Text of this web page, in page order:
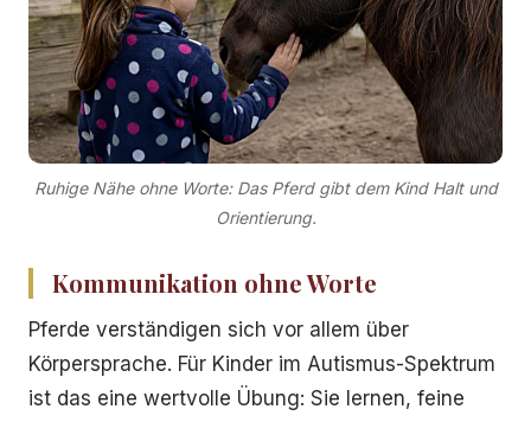
Ruhige Nähe ohne Worte: Das Pferd gibt dem Kind Halt und
Orientierung.
Kommunikation ohne Worte
Pferde verständigen sich vor allem über
Körpersprache. Für Kinder im Autismus-Spektrum
ist das eine wertvolle Übung: Sie lernen, feine